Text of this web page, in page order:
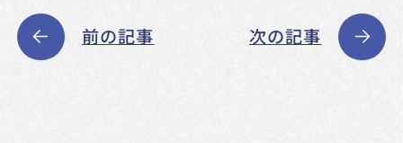
前の記事 次の記事